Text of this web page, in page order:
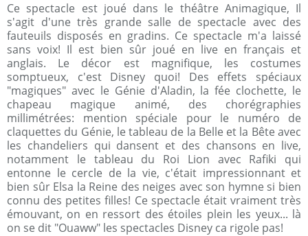
Ce spectacle est joué dans le théâtre Animagique, Il
s'agit d'une très grande salle de spectacle avec des
fauteuils disposés en gradins. Ce spectacle m'a laissé
sans voix! Il est bien sûr joué en live en français et
anglais. Le décor est magnifique, les costumes
somptueux, c'est Disney quoi! Des effets spéciaux
"magiques" avec le Génie d'Aladin, la fée clochette, le
chapeau magique animé, des chorégraphies
millimétrées: mention spéciale pour le numéro de
claquettes du Génie, le tableau de la Belle et la Bête avec
les chandeliers qui dansent et des chansons en live,
notamment le tableau du Roi Lion avec Rafiki qui
entonne le cercle de la vie, c'était impressionnant et
bien sûr Elsa la Reine des neiges avec son hymne si bien
connu des petites filles! Ce spectacle était vraiment très
émouvant, on en ressort des étoiles plein les yeux... là
on se dit "Ouaww" les spectacles Disney ca rigole pas!